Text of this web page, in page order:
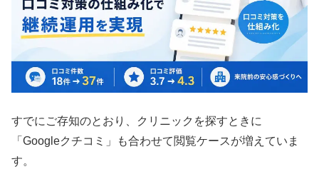
すでにご存知のとおり、クリニックを探すときに
「Googleクチコミ」も合わせて閲覧ケースが増えていま
す。